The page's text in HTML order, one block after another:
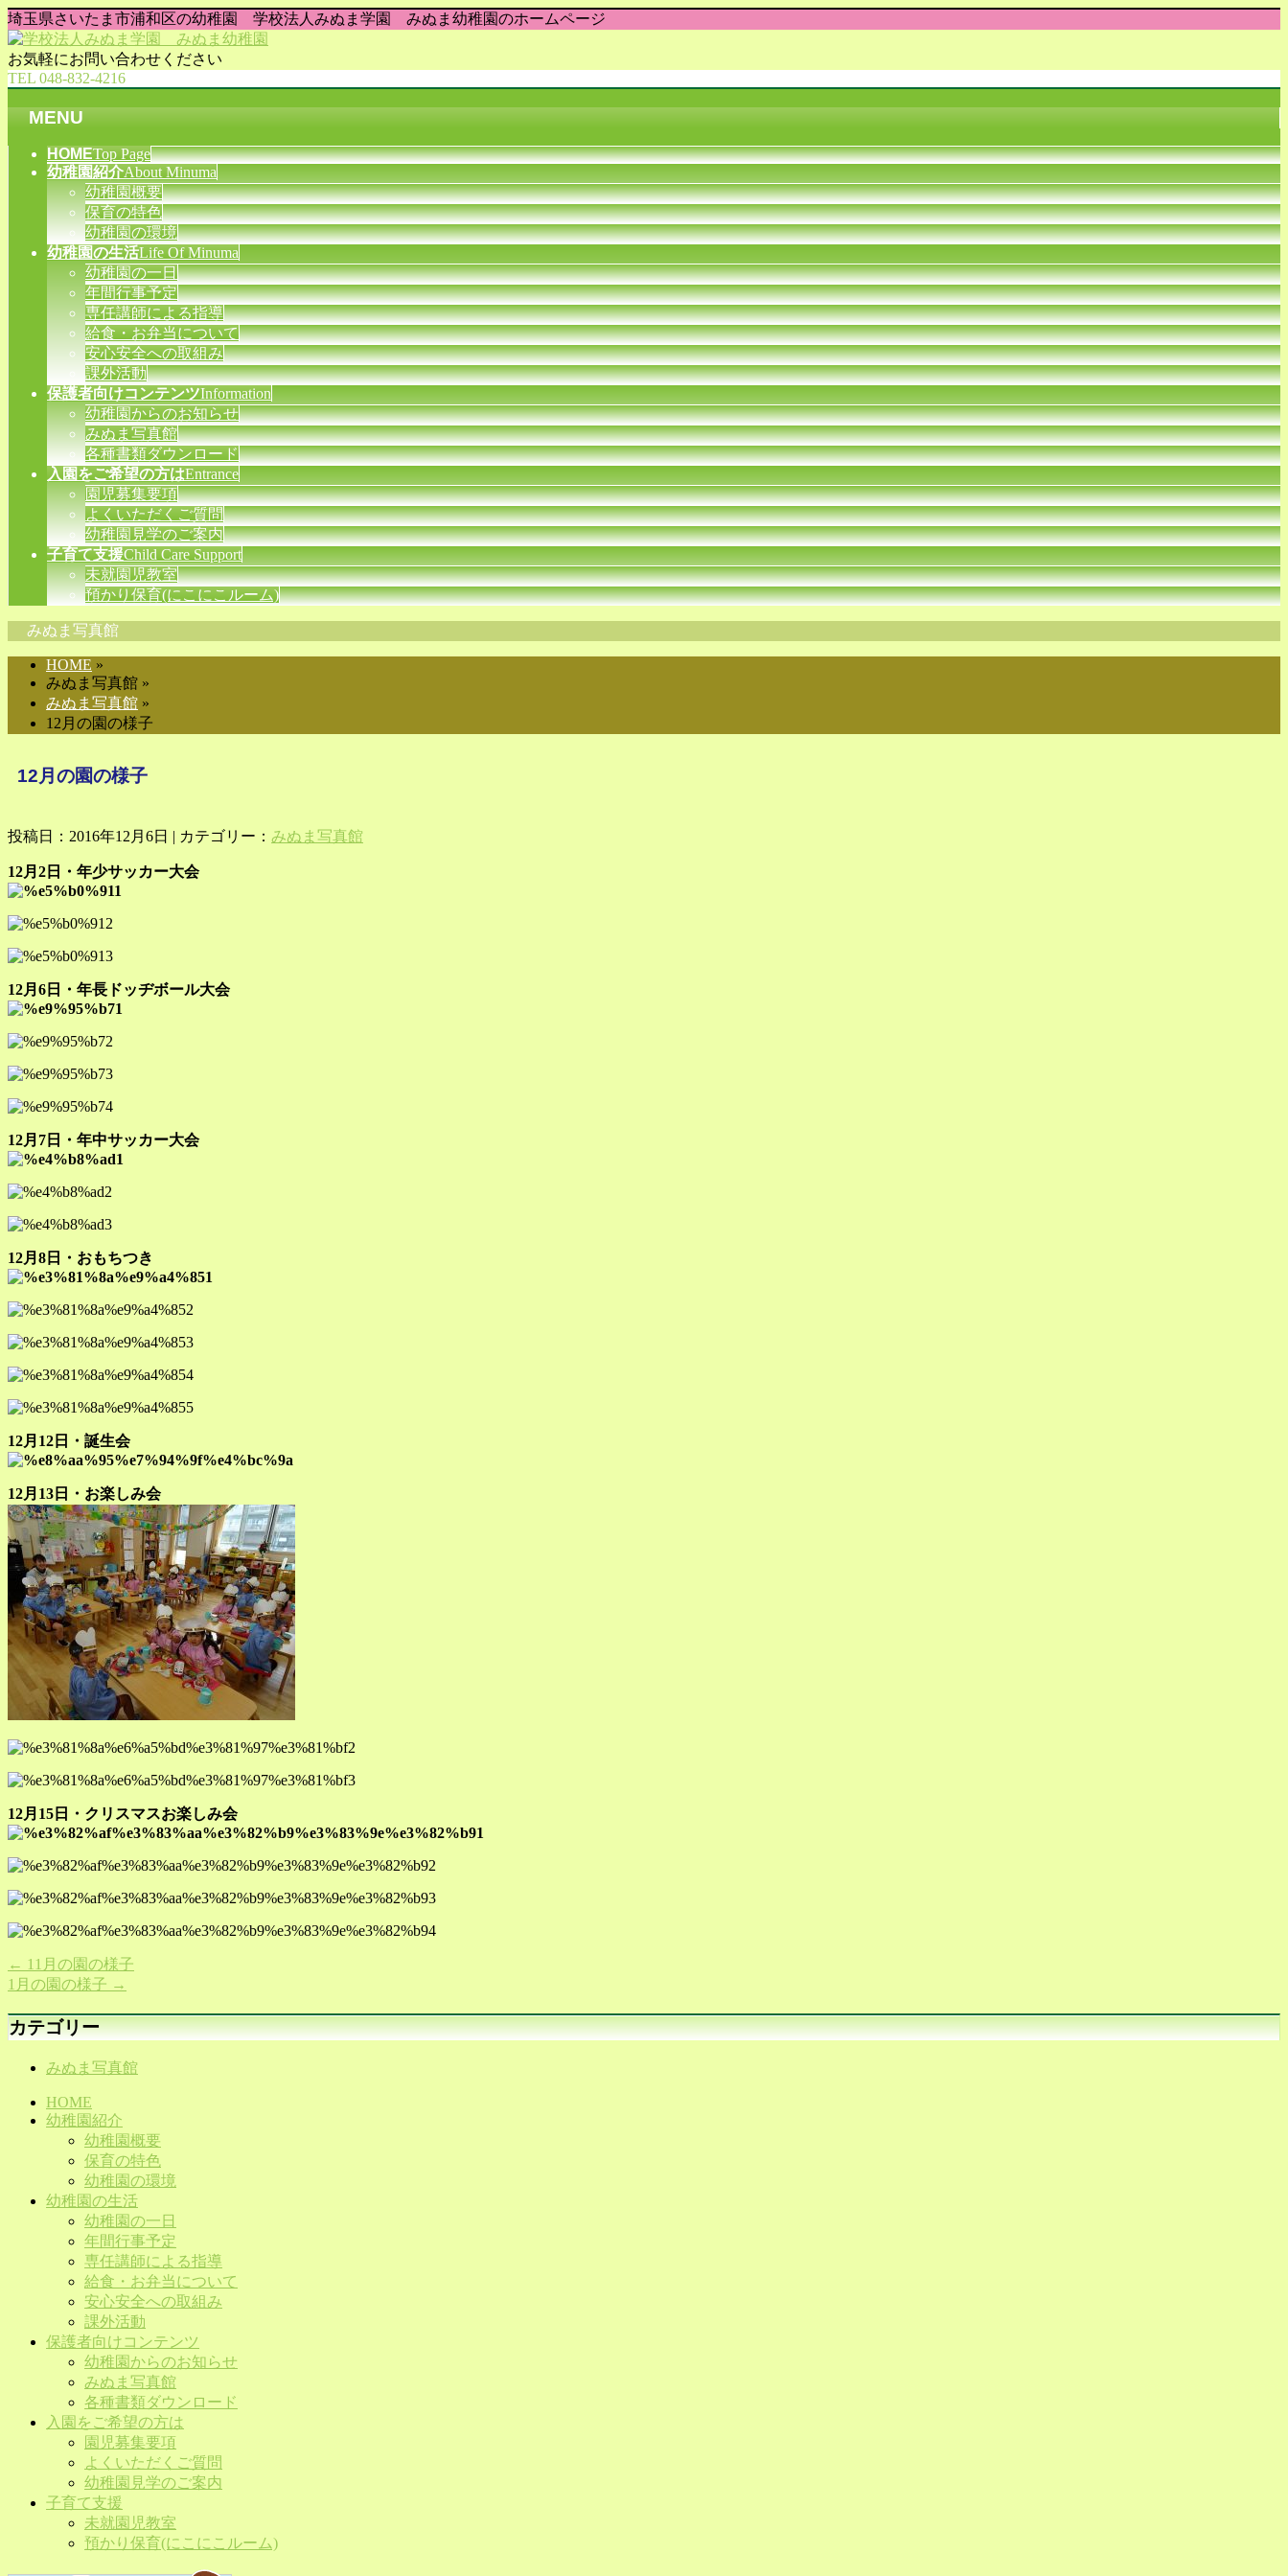
埼玉県さいたま市浦和区の幼稚園 学校法人みぬま学園 みぬま幼稚園のホームページ
お気軽にお問い合わせください
TEL 048-832-4216
MENU
HOMETop Page
幼稚園紹介About Minuma
幼稚園概要
保育の特色
幼稚園の環境
幼稚園の生活Life Of Minuma
幼稚園の一日
年間行事予定
専任講師による指導
給食・お弁当について
安心安全への取組み
課外活動
保護者向けコンテンツInformation
幼稚園からのお知らせ
みぬま写真館
各種書類ダウンロード
入園をご希望の方はEntrance
園児募集要項
よくいただくご質問
幼稚園見学のご案内
子育て支援Child Care Support
未就園児教室
預かり保育(にこにこルーム)
みぬま写真館
HOME »
みぬま写真館 »
みぬま写真館 »
12月の園の様子
12月の園の様子
投稿日：2016年12月6日 | カテゴリー： みぬま写真館
12月2日・年少サッカー大会
12月6日・年長ドッヂボール大会
12月7日・年中サッカー大会
12月8日・おもちつき
12月12日・誕生会
12月13日・お楽しみ会
12月15日・クリスマスお楽しみ会
← 11月の園の様子
1月の園の様子 →
カテゴリー
みぬま写真館
HOME
幼稚園紹介
幼稚園概要
保育の特色
幼稚園の環境
幼稚園の生活
幼稚園の一日
年間行事予定
専任講師による指導
給食・お弁当について
安心安全への取組み
課外活動
保護者向けコンテンツ
幼稚園からのお知らせ
みぬま写真館
各種書類ダウンロード
入園をご希望の方は
園児募集要項
よくいただくご質問
幼稚園見学のご案内
子育て支援
未就園児教室
預かり保育(にこにこルーム)